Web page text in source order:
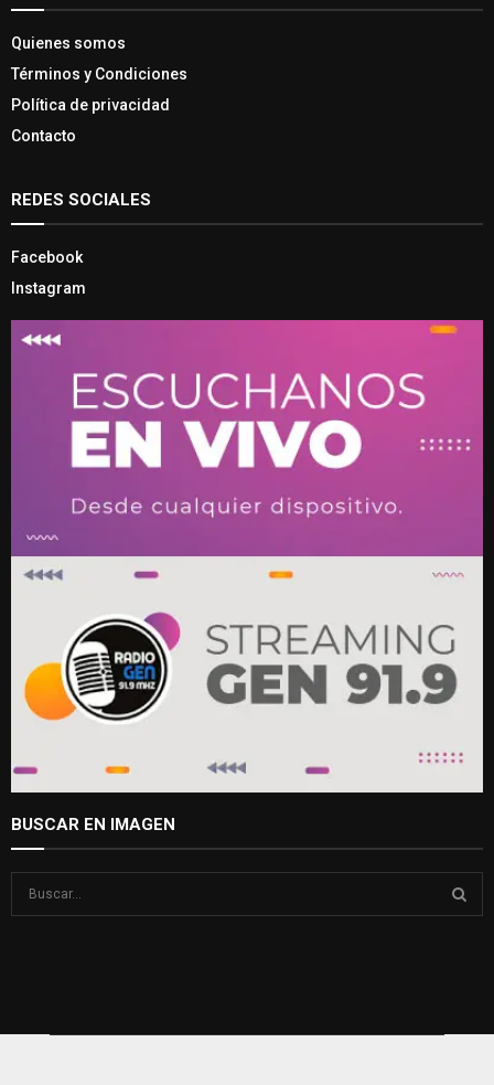
Quienes somos
Términos y Condiciones
Política de privacidad
Contacto
REDES SOCIALES
Facebook
Instagram
BUSCAR EN IMAGEN